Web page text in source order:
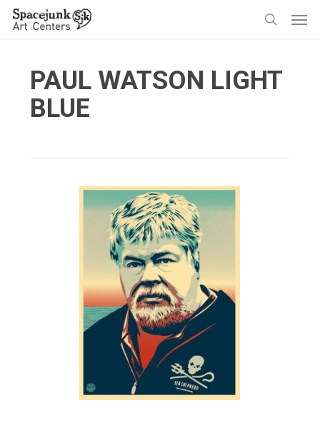
Skip
PAUL WATSON LIGHT
BLUE